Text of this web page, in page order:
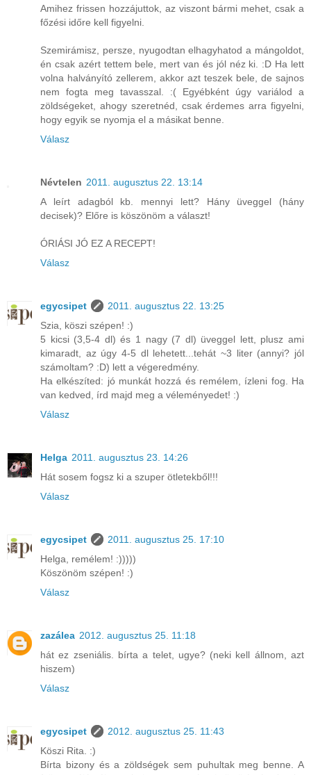
Amihez frissen hozzájuttok, az viszont bármi mehet, csak a
főzési időre kell figyelni.
Szemirámisz, persze, nyugodtan elhagyhatod a mángoldot,
én csak azért tettem bele, mert van és jól néz ki. :D Ha lett
volna halványító zellerem, akkor azt teszek bele, de sajnos
nem fogta meg tavasszal. :( Egyébként úgy variálod a
zöldségeket, ahogy szeretnéd, csak érdemes arra figyelni,
hogy egyik se nyomja el a másikat benne.
Válasz
Névtelen 2011. augusztus 22. 13:14
A leírt adagból kb. mennyi lett? Hány üveggel (hány
decisek)? Előre is köszönöm a választ!
ÓRIÁSI JÓ EZ A RECEPT!
Válasz
egycsipet
2011. augusztus 22. 13:25
Szia, köszi szépen! :)
5 kicsi (3,5-4 dl) és 1 nagy (7 dl) üveggel lett, plusz ami
kimaradt, az úgy 4-5 dl lehetett...tehát ~3 liter (annyi? jól
számoltam? :D) lett a végeredmény.
Ha elkészíted: jó munkát hozzá és remélem, ízleni fog. Ha
van kedved, írd majd meg a véleményedet! :)
Válasz
Helga 2011. augusztus 23. 14:26
Hát sosem fogsz ki a szuper ötletekből!!!
Válasz
egycsipet
2011. augusztus 25. 17:10
Helga, remélem! :)))))
Köszönöm szépen! :)
Válasz
zazálea 2012. augusztus 25. 11:18
hát ez zseniális. bírta a telet, ugye? (neki kell állnom, azt
hiszem)
Válasz
egycsipet
2012. augusztus 25. 11:43
Köszi Rita. :)
Bírta bizony és a zöldségek sem puhultak meg benne. A